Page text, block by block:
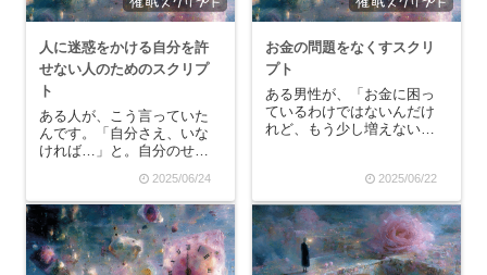
人に迷惑をかける自分を許
せない人のためのスクリプ
ト
ある人が、こう言っていた
んです。「自分さえ、いな
ければ…」と。自分のせい
余計なことをして人を嫌な
気持ちにさせてしまうのが
耐えられない。だから、そ
んな自分を変えてほしいと
仰ったんです。なので、私
2025/06/24
お金の問題をなくすスクリ
プト
ある男性が、「お金に困っ
ているわけではないんだけ
れど、もう少し増えないか
並木のある一本の桜の、太
い幹の前に佇んでいるので
すが、頭上からちらちらと
美しい薄桃色の花びらが舞
い散っていても、そんな
こ...
2025/06/22